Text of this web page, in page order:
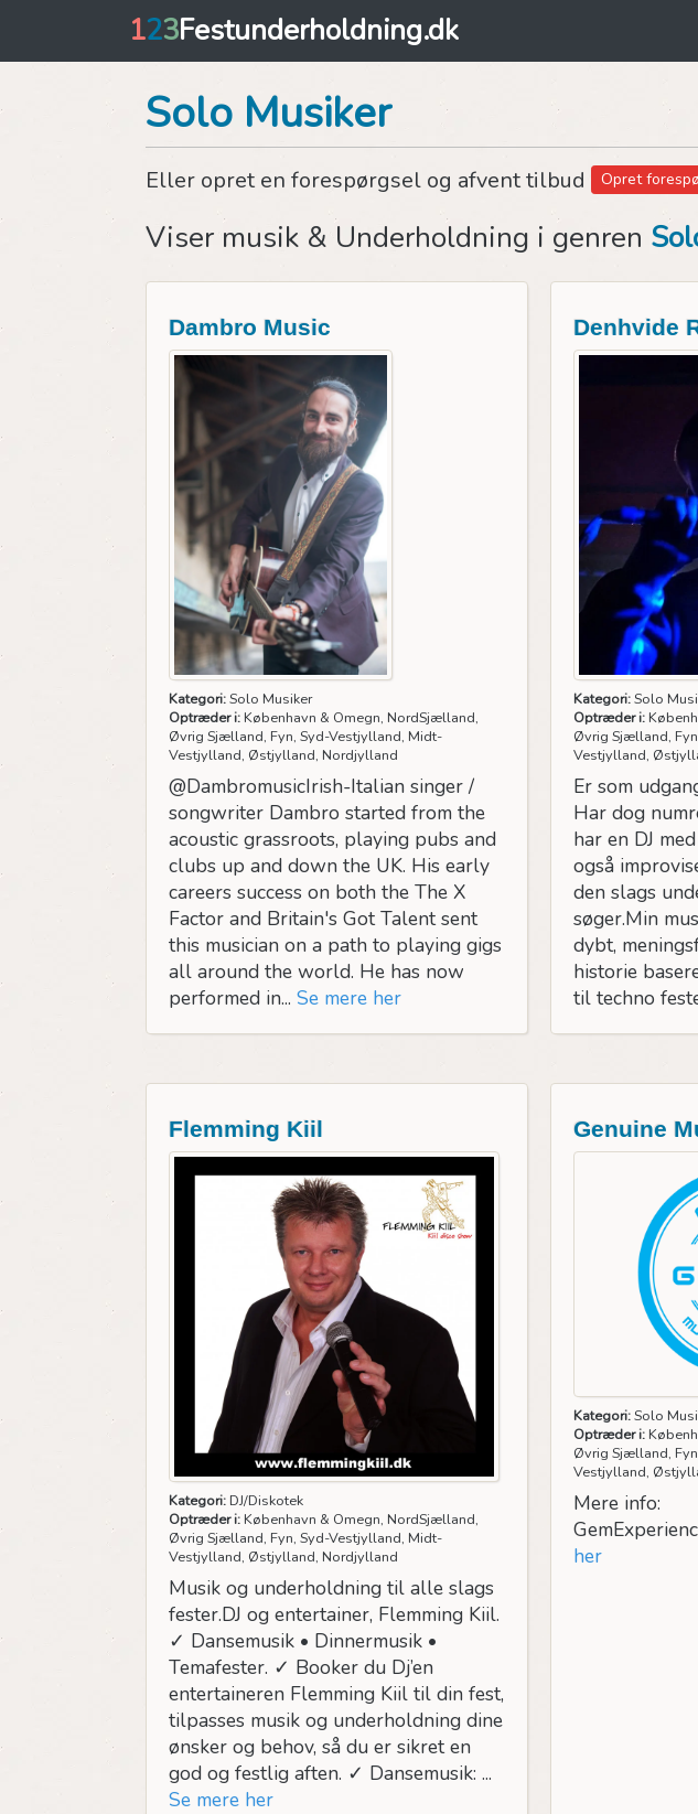
123Festunderholdning.dk
Solo Musiker
Eller opret en forespørgsel og afvent tilbud Opret
Viser musik & Underholdning i genren
Dambro Music
Kategori:Solo Musiker
Optræder i: København & Omegn, NordSjælland,
Øvrig Sjælland, Fyn, Syd-Vestjylland, Midt-
Vestjylland, Østjylland, Nordjylland
@DambromusicIrish-Italian singer /
songwriter Dambro started from the
acoustic grassroots, playing pubs and
clubs up and down the UK. His early
careers success on both the The X
Factor and Britain's Got Talent sent
this musician on a path to playing gigs
all around the world. He has now
performed in... Se mere her
Denhvide
Kategori:Solo
Optræder i:
Øvrig Sjælland,
Vestjylland,
Er som
Har dog
har en DJ
også
den slags
søger.Min
dybt,
historie
til techno
Flemming Kiil
Kategori: DJ/Diskotek
Optræder i: København & Omegn, NordSjælland,
Øvrig Sjælland, Fyn, Syd-Vestjylland, Midt-
Vestjylland, Østjylland, Nordjylland
Musik og underholdning til alle slags
fester.DJ og entertainer, Flemming Kiil.
✓ Dansemusik • Dinnermusik •
Temafester. ✓ Booker du Dj’en
entertaineren Flemming Kiil til din fest,
tilpasses musik og underholdning dine
ønsker og behov, så du er sikret en
god og festlig aften. ✓ Dansemusik: ...
Se mere her
Genuine
Kategori:Solo
Optræder i:
Øvrig Sjælland,
Vestjylland,
Mere info:
her